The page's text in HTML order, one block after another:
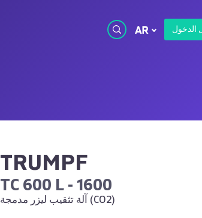
AR الدخول
TRUMPF
TC 600 L - 1600
آلة تثقيب ليزر مدمجة (CO2)